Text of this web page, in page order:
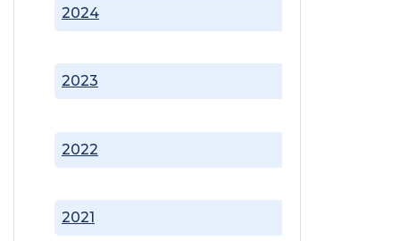
2021
2022
2023
2024